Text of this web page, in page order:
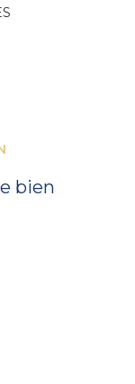
an de loyer à la
de
bien